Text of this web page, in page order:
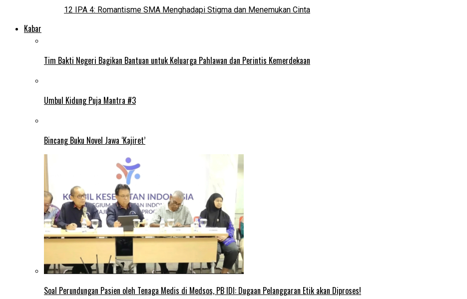
12 IPA 4: Romantisme SMA Menghadapi Stigma dan Menemukan Cinta
Kabar
Tim Bakti Negeri Bagikan Bantuan untuk Keluarga Pahlawan dan Perintis Kemerdekaan
Umbul Kidung Puja Mantra #3
Bincang Buku Novel Jawa ‘Kajiret’
Soal Perundungan Pasien oleh Tenaga Medis di Medsos, PB IDI: Dugaan Pelanggaran Etik akan Diproses!